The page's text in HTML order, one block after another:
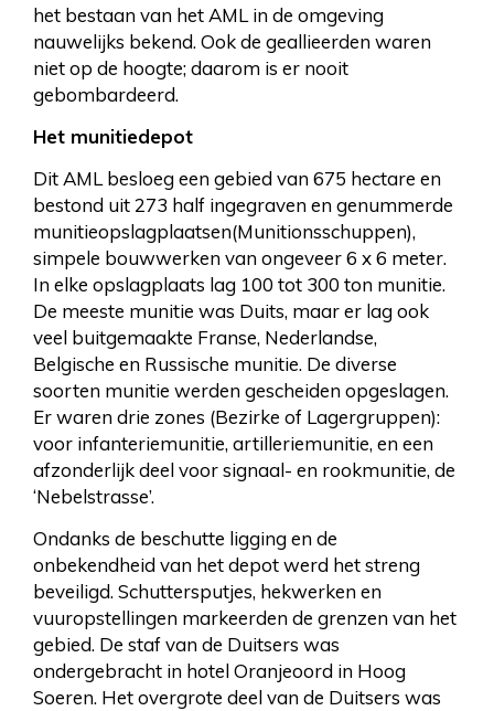
het bestaan van het AML in de omgeving
nauwelijks bekend. Ook de geallieerden waren
niet op de hoogte; daarom is er nooit
gebombardeerd.
Het munitiedepot
Dit AML besloeg een gebied van 675 hectare en
bestond uit 273 half ingegraven en genummerde
munitieopslagplaatsen(Munitionsschuppen),
simpele bouwwerken van ongeveer 6 x 6 meter.
In elke opslagplaats lag 100 tot 300 ton munitie.
De meeste munitie was Duits, maar er lag ook
veel buitgemaakte Franse, Nederlandse,
Belgische en Russische munitie. De diverse
soorten munitie werden gescheiden opgeslagen.
Er waren drie zones (Bezirke of Lagergruppen):
voor infanteriemunitie, artilleriemunitie, en een
afzonderlijk deel voor signaal- en rookmunitie, de
‘Nebelstrasse’.
Ondanks de beschutte ligging en de
onbekendheid van het depot werd het streng
beveiligd. Schuttersputjes, hekwerken en
vuuropstellingen markeerden de grenzen van het
gebied. De staf van de Duitsers was
ondergebracht in hotel Oranjeoord in Hoog
Soeren. Het overgrote deel van de Duitsers was